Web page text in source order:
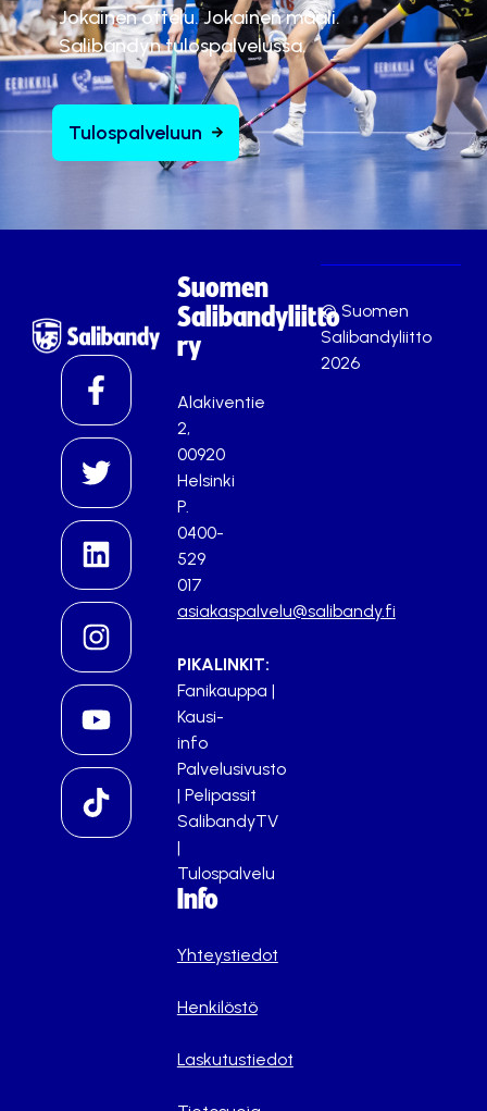
Jokainen ottelu. Jokainen maali.
Salibandyn tulospalvelussa.
Tulospalveluun
Suomen
Salibandyliitto
ry
Alakiventie
2,
00920
Helsinki
P.
0400-
529
017
asiakaspalvelu@salibandy.fi
PIKALINKIT:
Fanikauppa |
Kausi-
info
Palvelusivusto
| Pelipassit
SalibandyTV
|
Tulospalvelu
Info
Yhteystiedot
Henkilöstö
Laskutustiedot
© Suomen
Salibandyliitto
2026